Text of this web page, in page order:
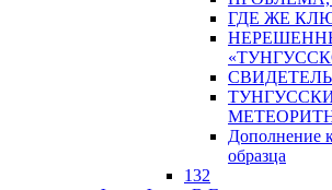
ГДЕ ЖЕ
Дополнение
образца
132